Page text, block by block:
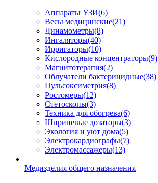
Аппараты УЗИ(6)
Весы медицинские(21)
Динамометры(8)
Ингаляторы(40)
Ирригаторы(10)
Кислородные концентраторы(9)
Магнитотерапия(2)
Облучатели бактерицидные(38)
Пульсоксиметрия(8)
Ростомеры(12)
Стетоскопы(3)
Техника для обогрева(6)
Шприцевые дозаторы(3)
Экология и уют дома(5)
Электрокардиографы(7)
Электромассажеры(13)
Медизделия общего назначения